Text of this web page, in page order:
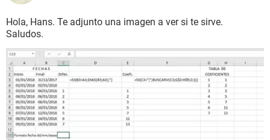
Hola, Hans. Te adjunto una imagen a ver si te sirve.
Saludos.